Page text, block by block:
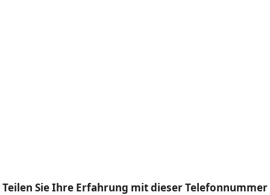
Teilen Sie Ihre Erfahrung mit dieser Telefonnummer